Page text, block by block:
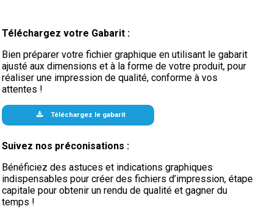
Téléchargez votre Gabarit :
Bien préparer votre fichier graphique en utilisant le gabarit
ajusté aux dimensions et à la forme de votre produit, pour
réaliser une impression de qualité, conforme à vos
attentes !
Téléchargez le gabarit
Suivez nos préconisations :
Bénéficiez des astuces et indications graphiques
indispensables pour créer des fichiers d’impression, étape
capitale pour obtenir un rendu de qualité et gagner du
temps !